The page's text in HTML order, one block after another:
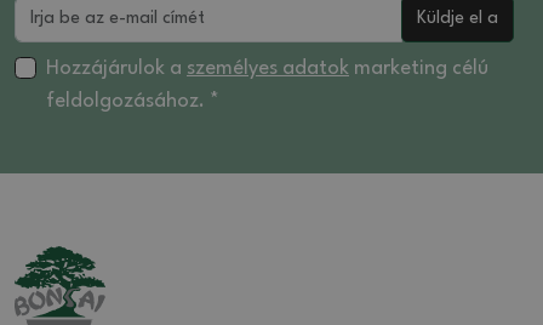
Küldje el a
Hozzájárulok a személyes adatok marketing célú
feldolgozásához. *